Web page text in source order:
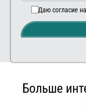
Даю согласие на
Больше